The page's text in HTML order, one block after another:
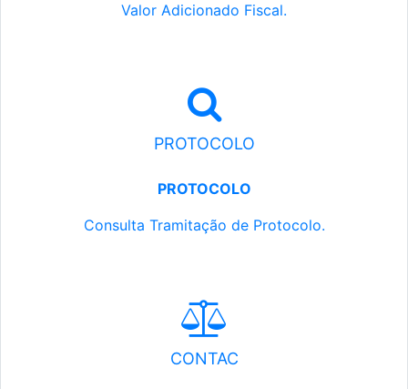
Valor Adicionado Fiscal.
PROTOCOLO
PROTOCOLO
Consulta Tramitação de Protocolo.
CONTAC